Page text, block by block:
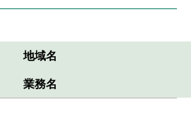
地域名
業務名